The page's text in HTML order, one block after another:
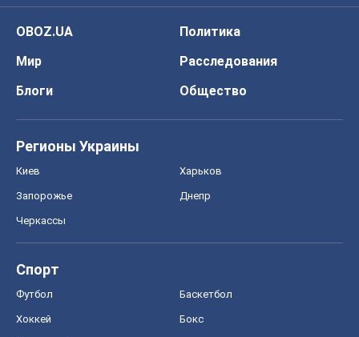
OBOZ.UA
Политика
Мир
Расследования
Блоги
Общество
Регионы Украины
Киев Харьков
Запорожье Днепр
Черкассы
Спорт
Футбол Баскетбол
Хоккей Бокс